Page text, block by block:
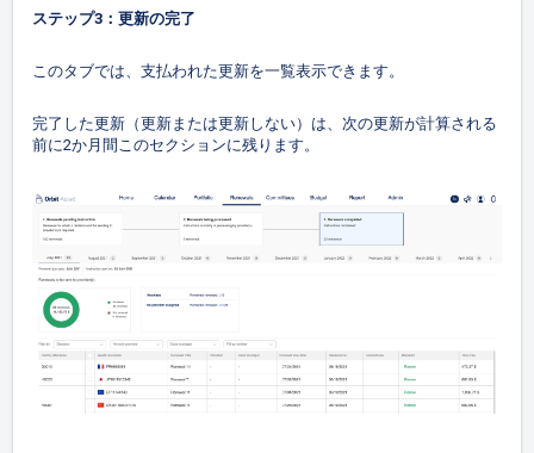
ステップ3：更新の完了
このタブでは、支払われた更新を一覧表示できます。
完了した更新（更新または更新しない）は、次の更新が計算される
前に2か月間このセクションに残ります。